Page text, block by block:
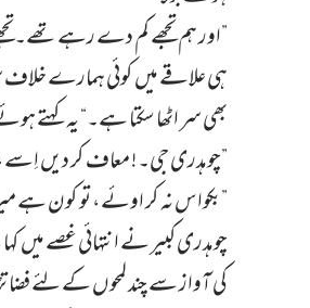
”اور ہم تجھے کم دے رہے
ہی علاقے میں کوئی ہمارے
بھی سر اٹھا سکتا ہے۔“ یہ کہتے
”چوہدری جی۔! معاف کر دیں
”بکواس نہ کر اوئے، تو کون
چوہدری کبیر نے انتہائی غصے
کی آواز سے چند لمحوں کے لئے